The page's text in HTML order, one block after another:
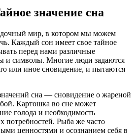
значение сна
мир, в котором мы можем
Каждый сон имеет свое тайное
перед нами различные
и символы. Многие люди задаются
или иное сновидение, и пытаются
сна — сновидение о жареной
Картошка во сне может
голода и необходимость
потребностей. Рыба же часто
ценностями и осознанием себя в